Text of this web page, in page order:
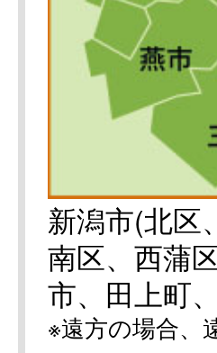
新潟市(北区
南区、西蒲
市、田上町
※遠方の場合、